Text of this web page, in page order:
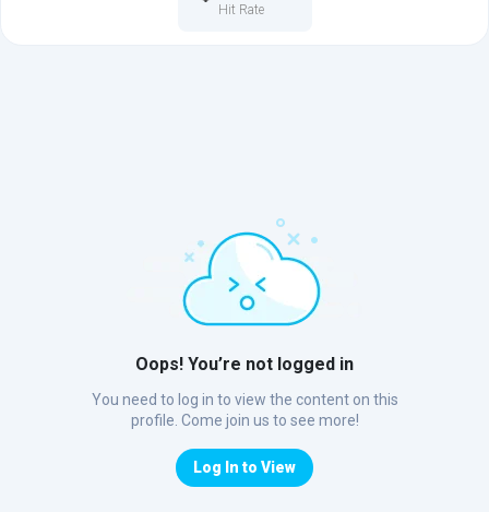
Oops! You’re not logged in
You need to log in to view the content on this
profile. Come join us to see more!
Log In to View
Hit Rate